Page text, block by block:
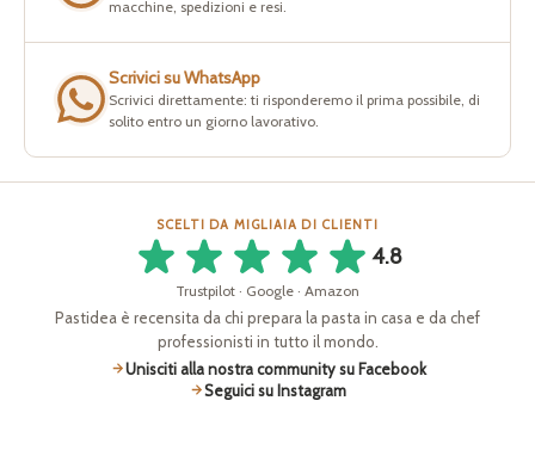
macchine, spedizioni e resi.
Scrivici su WhatsApp
Scrivici direttamente: ti risponderemo il prima possibile, di
solito entro un giorno lavorativo.
SCELTI DA MIGLIAIA DI CLIENTI
4.8
Trustpilot · Google · Amazon
Pastidea è recensita da chi prepara la pasta in casa e da chef
professionisti in tutto il mondo.
Unisciti alla nostra community su Facebook
Seguici su Instagram